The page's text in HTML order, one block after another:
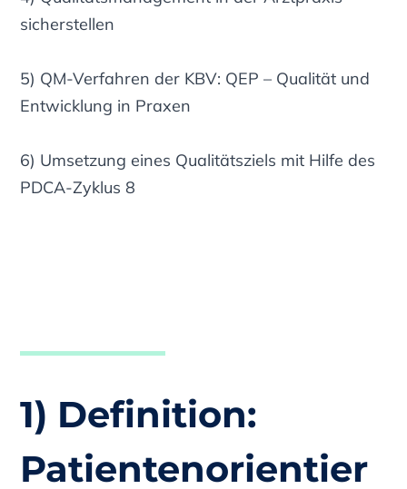
sicherstellen
5) QM-Verfahren der KBV: QEP – Qualität und
Entwicklung in Praxen
6) Umsetzung eines Qualitätsziels mit Hilfe des
PDCA-Zyklus 8
1) Definition:
Patientenorientier